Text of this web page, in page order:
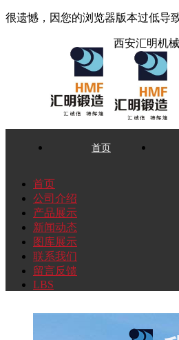
很遗憾，因您的浏览器版本过低导
西安汇明机
首页
首页
公司介绍
产品展示
新闻动态
图库展示
联系我们
留言反馈
LBS